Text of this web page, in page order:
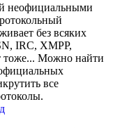
неофициальными
без всяких
IRC, XMPP,
тоже... Можно найти
все